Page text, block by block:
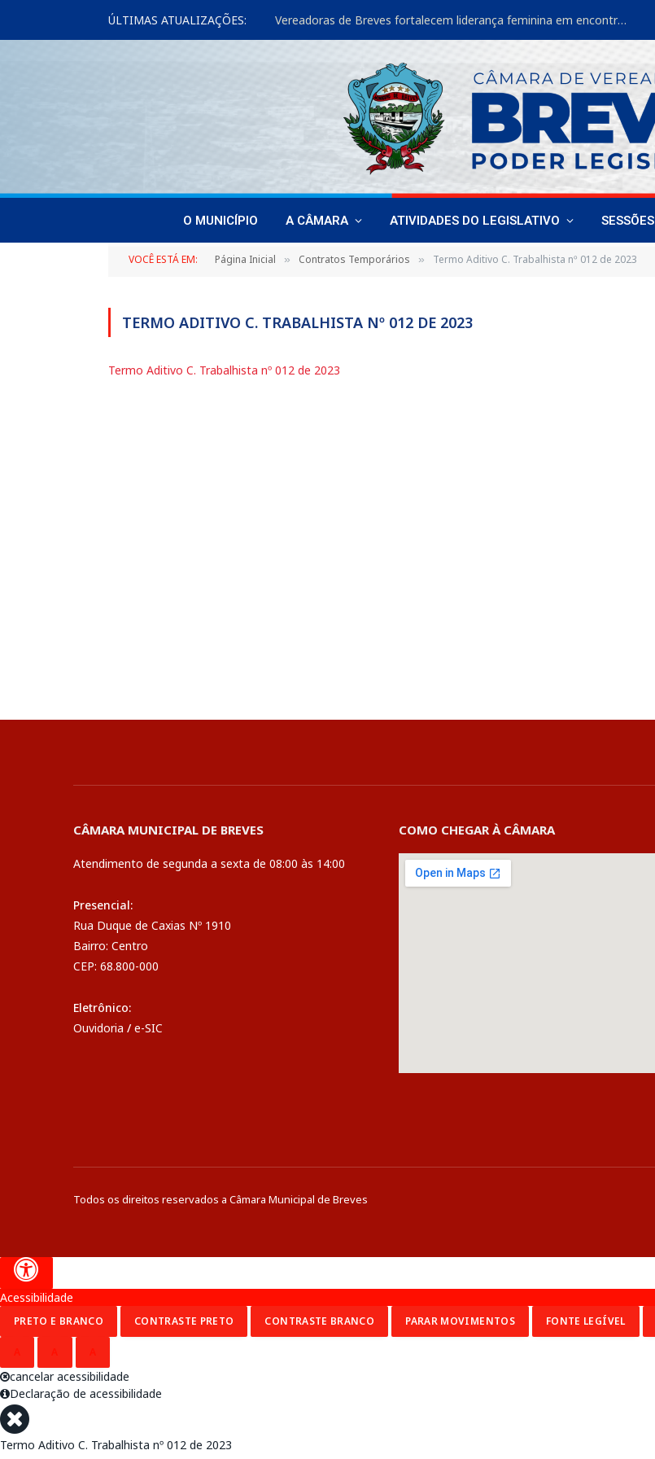
ÚLTIMAS ATUALIZAÇÕES: Vereadoras de Breves fortalecem liderança feminina em encontro estadual
O MUNICÍPIO A CÂMARA ATIVIDADES DO LEGISLATIVO SESSÕES
VOCÊ ESTÁ EM: Página Inicial » Contratos Temporários » Termo Aditivo C. Trabalhista nº 012 de 2023
TERMO ADITIVO C. TRABALHISTA Nº 012 DE 2023
Termo Aditivo C. Trabalhista nº 012 de 2023
CÂMARA MUNICIPAL DE BREVES
Atendimento de segunda a sexta de 08:00 às 14:00
Presencial:
Rua Duque de Caxias Nº 1910
Bairro: Centro
CEP: 68.800-000
Eletrônico:
Ouvidoria / e-SIC
COMO CHEGAR À CÂMARA
Todos os direitos reservados a Câmara Municipal de Breves
Acessibilidade
PRETO E BRANCO CONTRASTE PRETO CONTRASTE BRANCO PARAR MOVIMENTOS FONTE LEGÍVEL
cancelar acessibilidade
Declaração de acessibilidade
Termo Aditivo C. Trabalhista nº 012 de 2023